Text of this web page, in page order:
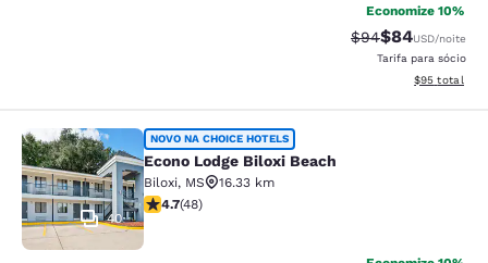
Economize 10%
Tarifa anterior
$94Tarifa com
$84USD/noite
Tarifa para sócio
Exibir
$95 total
Econo Lodge Biloxi Beach
40
NOVO NA CHOICE HOTELS
Econo Lodge Biloxi Beach
Biloxi, MS
16.33 km
classificação 4.73 estrelas. Excepcional. 48 avaliações
4.7(48)